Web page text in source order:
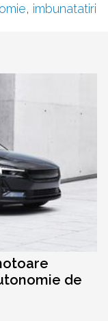
, imbunatatiri
de